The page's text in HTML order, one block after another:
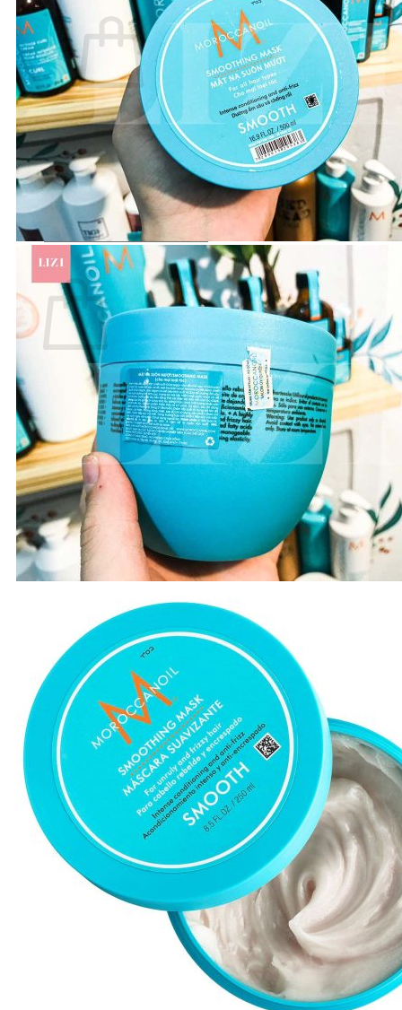
Chưa có sản phẩm trong giỏ hàng.
Quay trở lại cửa hàng
Tìm
kiếm:
Giỏ hàng
Chưa có sản phẩm trong giỏ hàng.
Quay trở lại cửa hàng